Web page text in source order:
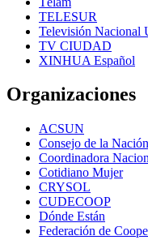
TELESUR
Televisión Nacional
TV CIUDAD
XINHUA Español
Organizaciones
ACSUN
Consejo de la
Coordinadora
Cotidiano Mujer
CRYSOL
CUDECOOP
Dónde Están
Federación de